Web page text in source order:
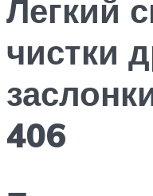
Легкий
чистки
406